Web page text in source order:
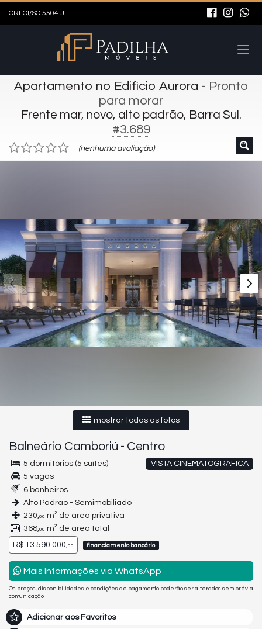
CRECI/SC 5504-J
Apartamento no Edifício Aurora - Pronto
para morar
Frente mar, novo, alto padrão, Barra Sul.
#3.689
(nenhuma avaliação)
mostrar todas as fotos
Balneário Camboriú - Centro
VISTA CINEMATOGRAFICA
5 dormitórios (5 suítes)
5 vagas
6 banheiros
Alto Padrão - Semimobiliado
230,00 m² de área privativa
368,00 m² de área total
R$ 13.590.000,00 financiamento bancário
Mais Informações via WhatsApp
Os preços, disponibilidades e condições de pagamento poderão ser alterados sem prévia
comunicação.
Adicionar aos Favoritos